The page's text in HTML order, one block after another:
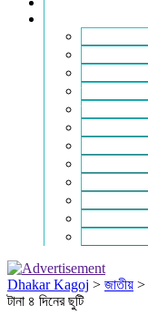
Dhakar Kagoj > জাতীয় >
টানা ৪ দিনের ছুটি